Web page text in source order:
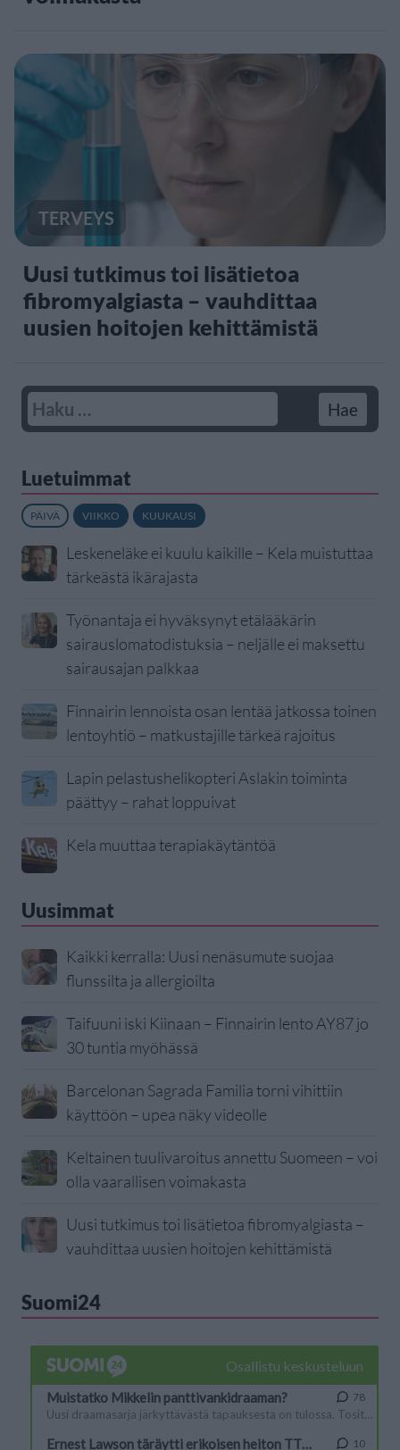
TERVEYS
Uusi tutkimus toi lisätietoa
fibromyalgiasta – vauhdittaa
uusien hoitojen kehittämistä
Luetuimmat
PÄIVÄ VIIKKO KUUKAUSI
Leskeneläke ei kuulu kaikille – Kela muistuttaa
tärkeästä ikärajasta
Työnantaja ei hyväksynyt etälääkärin
sairauslomatodistuksia – neljälle ei maksettu
sairausajan palkkaa
Finnairin lennoista osan lentää jatkossa toinen
lentoyhtiö – matkustajille tärkeä rajoitus
Lapin pelastushelikopteri Aslakin toiminta
päättyy – rahat loppuivat
Kela muuttaa terapiakäytäntöä
Uusimmat
Kaikki kerralla: Uusi nenäsumute suojaa
flunssilta ja allergioilta
Taifuuni iski Kiinaan – Finnairin lento AY87 jo
30 tuntia myöhässä
Barcelonan Sagrada Familia torni vihittiin
käyttöön – upea näky videolle
Keltainen tuulivaroitus annettu Suomeen – voi
olla vaarallisen voimakasta
Uusi tutkimus toi lisätietoa fibromyalgiasta –
vauhdittaa uusien hoitojen kehittämistä
Suomi24